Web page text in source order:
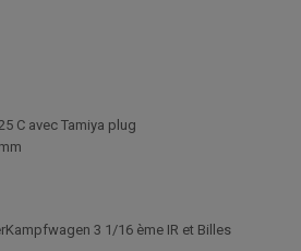
C avec Tamiya plug
3 1/16 ème IR et Billes